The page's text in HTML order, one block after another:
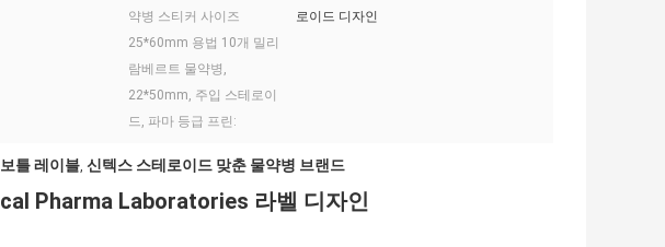
약병 스티커 사이즈
25*60mm 용법 10개 밀리
람베르트 물약병,
22*50mm, 주입 스테로이
드, 파마 등급 프린:
로이드 디자인
틀 레이블, 신텍스 스테로이드 맞춘 물약병 브랜드
Pharma Laboratories 라벨 디자인